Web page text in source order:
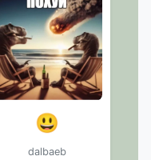
😃
dalbaeb